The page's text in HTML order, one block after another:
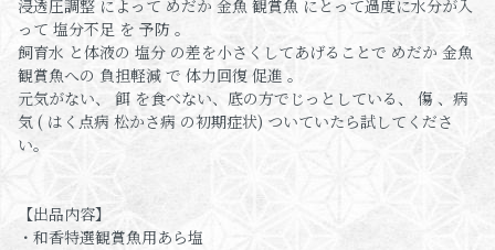
浸透圧調整 によって めだか 金魚 観賞魚 にとって過度に水分が入
って 塩分不足 を 予防 。
飼育水 と体液の 塩分 の差を小さくしてあげることで めだか 金魚
観賞魚への 負担軽減 で 体力回復 促進 。
元気がない、 餌 を食べない、底の方でじっとしている、 傷 、病
気 ( はく点病 松かさ病 の初期症状) ついていたら試してくださ
い。
【出品内容】
・和香特選観賞魚用あら塩